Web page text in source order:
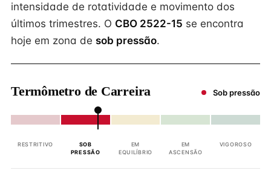
intensidade de rotatividade e movimento dos
últimos trimestres. O CBO 2522-15 se encontra
hoje em zona de sob pressão.
Termômetro de Carreira Sob pressão
RESTRITIVO
SOB
PRESSÃO
EM
EQUILÍBRIO
EM
ASCENSÃO
VIGOROSO